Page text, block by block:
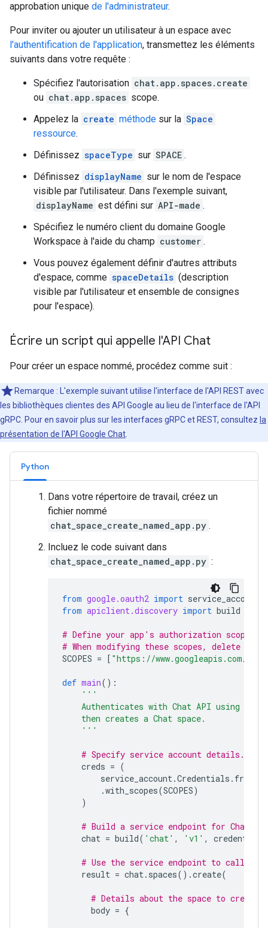
approbation unique de l'administrateur.
Pour inviter ou ajouter un utilisateur à un espace avec
l'authentification de l'application, transmettez les éléments
suivants dans votre requête :
Spécifiez l'autorisation chat.app.spaces.create
ou chat.app.spaces scope.
Appelez la create méthode sur la Space
ressource.
Définissez spaceType sur SPACE .
Définissez displayName sur le nom de l'espace
visible par l'utilisateur. Dans l'exemple suivant,
displayName est défini sur API-made .
Spécifiez le numéro client du domaine Google
Workspace à l'aide du champ customer .
Vous pouvez également définir d'autres attributs
d'espace, comme spaceDetails (description
visible par l'utilisateur et ensemble de consignes
pour l'espace).
Écrire un script qui appelle l'API Chat
Pour créer un espace nommé, procédez comme suit :
Remarque : L'exemple suivant utilise l'interface de l'API REST avec
les bibliothèques clientes des API Google au lieu de l'interface de l'API
gRPC. Pour en savoir plus sur les interfaces gRPC et REST, consultez la
présentation de l'API Google Chat
Python
Dans votre répertoire de travail, créez un
fichier nommé
chat_space_create_named_app.py .
Incluez le code suivant dans
chat_space_create_named_app.py :
from google.oauth2 import service_account
from apiclient.discovery import build
# Define your app's authorization scopes.
# When modifying these scopes, delete
SCOPES = [ "https://www.googleapis.com/
def main():
'''
Authenticates with Chat API using app
    then creates a Chat space.
    '''
# Specify service account details.
creds = (
service_account.Credentials .
.with_scopes(SCOPES)
)
# Build a service endpoint for Chat
chat = build( 'chat' , 'v1' , credentials
# Use the service endpoint to call
result = chat. spaces() .create(
# Details about the space to create.
body = {